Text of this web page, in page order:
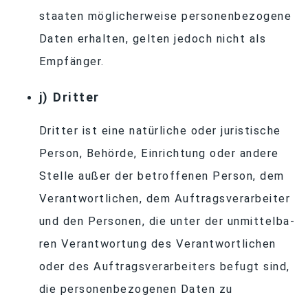
staa­ten mög­li­cher­weise per­so­nen­be­zo­gene
Da­ten er­hal­ten, gel­ten je­doch nicht als
Empfänger.
j) Drit­ter
Drit­ter ist eine na­tür­li­che oder ju­ris­ti­sche
Per­son, Be­hörde, Ein­rich­tung oder an­dere
Stelle au­ßer der be­trof­fe­nen Per­son, dem
Ver­ant­wort­li­chen, dem Auf­trags­ver­ar­bei­ter
und den Per­so­nen, die un­ter der un­mit­tel­ba­
ren Ver­ant­wor­tung des Ver­ant­wort­li­chen
oder des Auf­trags­ver­ar­bei­ters be­fugt sind,
die per­so­nen­be­zo­ge­nen Da­ten zu